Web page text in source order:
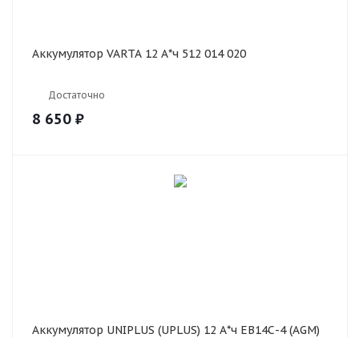
Аккумулятор VARTA 12 А*ч 512 014 020
Достаточно
8 650 ₽
Аккумулятор UNIPLUS (UPLUS) 12 А*ч EB14С-4 (AGM)